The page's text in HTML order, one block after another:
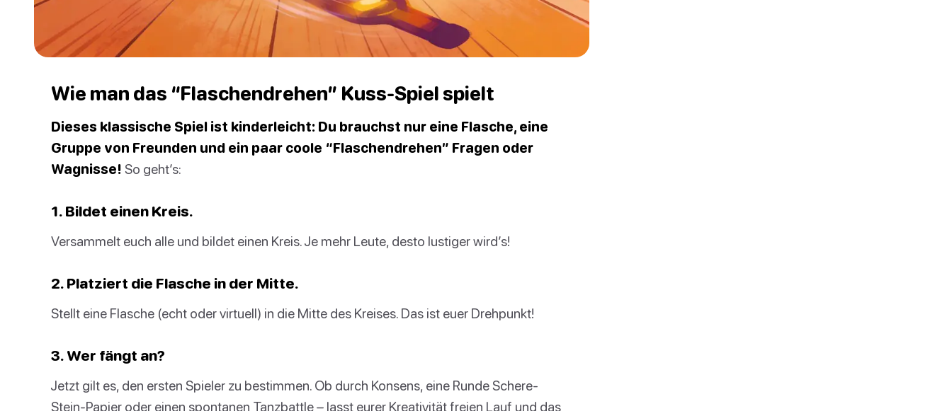
Wie man das “Flaschendrehen” Kuss-Spiel spielt
Dieses klassische Spiel ist kinderleicht: Du brauchst nur eine Flasche, eine
Gruppe von Freunden und ein paar coole “Flaschendrehen” Fragen oder
Wagnisse! So geht’s:
1. Bildet einen Kreis.
Versammelt euch alle und bildet einen Kreis. Je mehr Leute, desto lustiger wird’s!
2. Platziert die Flasche in der Mitte.
Stellt eine Flasche (echt oder virtuell) in die Mitte des Kreises. Das ist euer Drehpunkt!
3. Wer fängt an?
Jetzt gilt es, den ersten Spieler zu bestimmen. Ob durch Konsens, eine Runde Schere-
Stein-Papier oder einen spontanen Tanzbattle – lasst eurer Kreativität freien Lauf und das